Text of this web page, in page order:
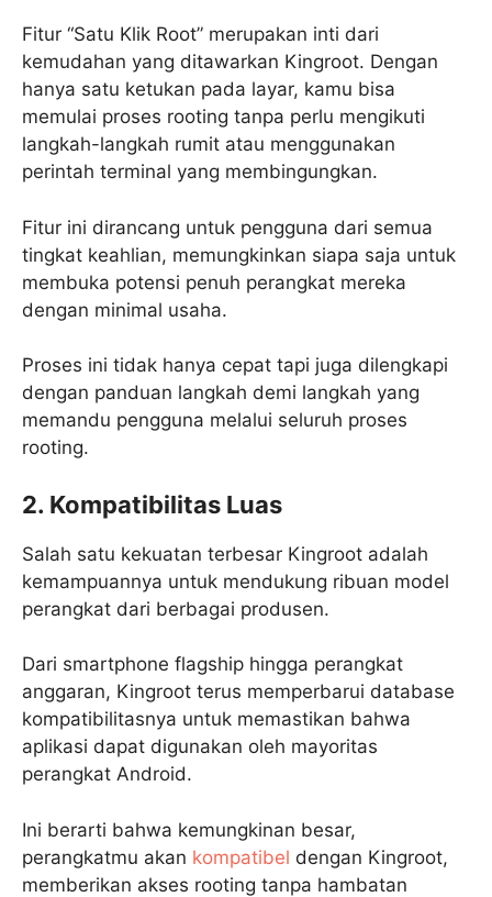
Fitur “Satu Klik Root” merupakan inti dari
kemudahan yang ditawarkan Kingroot. Dengan
hanya satu ketukan pada layar, kamu bisa
memulai proses rooting tanpa perlu mengikuti
langkah-langkah rumit atau menggunakan
perintah terminal yang membingungkan.
Fitur ini dirancang untuk pengguna dari semua
tingkat keahlian, memungkinkan siapa saja untuk
membuka potensi penuh perangkat mereka
dengan minimal usaha.
Proses ini tidak hanya cepat tapi juga dilengkapi
dengan panduan langkah demi langkah yang
memandu pengguna melalui seluruh proses
rooting.
2. Kompatibilitas Luas
Salah satu kekuatan terbesar Kingroot adalah
kemampuannya untuk mendukung ribuan model
perangkat dari berbagai produsen.
Dari smartphone flagship hingga perangkat
anggaran, Kingroot terus memperbarui database
kompatibilitasnya untuk memastikan bahwa
aplikasi dapat digunakan oleh mayoritas
perangkat Android.
Ini berarti bahwa kemungkinan besar,
perangkatmu akan kompatibel dengan Kingroot,
memberikan akses rooting tanpa hambatan